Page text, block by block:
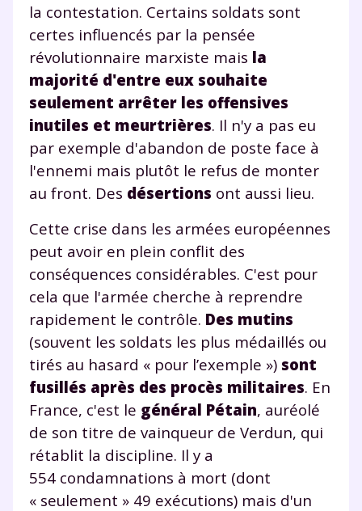
la contestation. Certains soldats sont
certes influencés par la pensée
révolutionnaire marxiste mais la
majorité d'entre eux souhaite
seulement arrêter les offensives
inutiles et meurtrières. Il n'y a pas eu
par exemple d'abandon de poste face à
l'ennemi mais plutôt le refus de monter
au front. Des désertions ont aussi lieu.
Cette crise dans les armées européennes
peut avoir en plein conflit des
conséquences considérables. C'est pour
cela que l'armée cherche à reprendre
rapidement le contrôle. Des mutins
(souvent les soldats les plus médaillés ou
tirés au hasard « pour l’exemple ») sont
fusillés après des procès militaires. En
France, c'est le général Pétain, auréolé
de son titre de vainqueur de Verdun, qui
rétablit la discipline. Il y a
554 condamnations à mort (dont
« seulement » 49 exécutions) mais d'un